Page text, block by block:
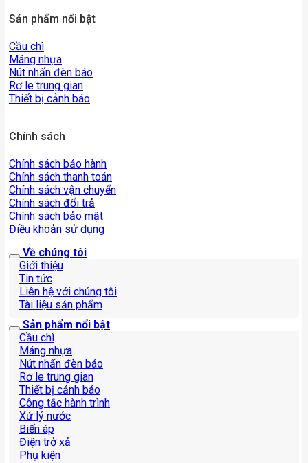
Sản phẩm nổi bật
Cầu chì
Máng nhựa
Nút nhấn đèn báo
Rơ le trung gian
Thiết bị cảnh báo
Chính sách
Chính sách bảo hành
Chính sách thanh toán
Chính sách vận chuyển
Chính sách đổi trả
Chính sách bảo mật
Điều khoản sử dụng
Về chúng tôi
Giới thiệu
Tin tức
Liên hệ với chúng tôi
Tài liệu sản phẩm
Sản phẩm nổi bật
Cầu chì
Máng nhựa
Nút nhấn đèn báo
Rơ le trung gian
Thiết bị cảnh báo
Công tắc hành trình
Xử lý nước
Biến áp
Điện trở xả
Phụ kiện